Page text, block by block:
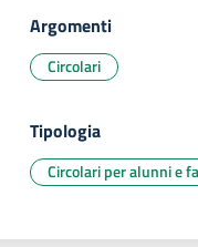
Argomenti
Circolari
Tipologia
Circolari per alunni e